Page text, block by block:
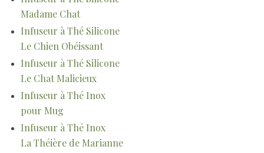
Madame Chat
Infuseur à Thé Silicone
Le Chien Obéissant
Infuseur à Thé Silicone
Le Chat Malicieux
Infuseur à Thé Inox
pour Mug
Infuseur à Thé Inox
La Théière de Marianne